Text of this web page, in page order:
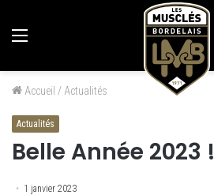
Accueil / Actualités
Actualités
Belle Année 2023 !
1 janvier 2023